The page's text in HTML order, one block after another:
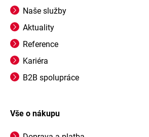
Naše služby
Aktuality
Reference
Kariéra
B2B spolupráce
Vše o nákupu